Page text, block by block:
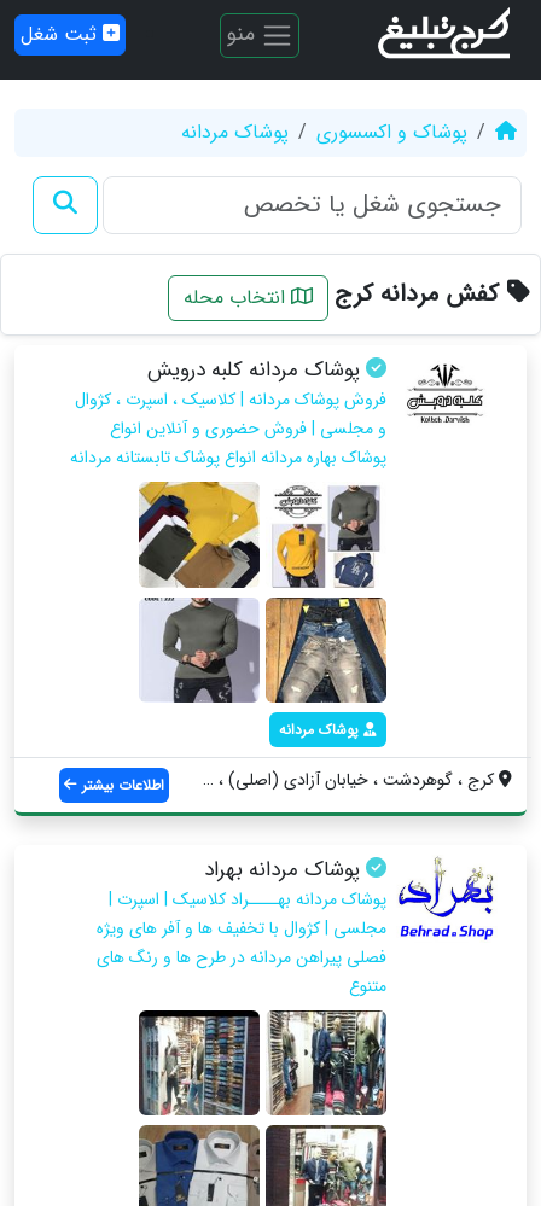
منو ثبت شغل
پوشاک و اکسسوری پوشاک مردانه
کفش مردانه کرج انتخاب محله
پوشاک مردانه کلبه درویش
فروش پوشاک مردانه | کلاسیک ، اسپرت ، کژوال
و مجلسی | فروش حضوری و آنلاین انواع
پوشاک بهاره مردانه انواع پوشاک تابستانه مردانه
پوشاک مردانه
کرج ، گوهردشت ، خیابان آزادی (اصلی) ، بی... اطلاعات بیشتر
پوشاک مردانه بهراد
پوشاک مردانه بهــــراد کلاسیک | اسپرت |
مجلسی | کژوال با تخفیف ها و آفر های ویژه
فصلی پیراهن مردانه در طرح ها و رنگ های
متنوع